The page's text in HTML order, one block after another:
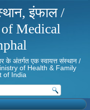
इंफाल /
Medical
के अंतर्गत एक स्वायत्त संस्थान /
of Health & Family
of India